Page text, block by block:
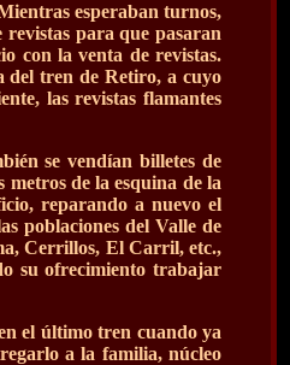
esperaban turnos,
revistas para que pasaran
con la venta de revistas.
del tren de Retiro, a cuyo
las revistas flamantes
se vendían billetes de
de la esquina de la
reparando a nuevo el
poblaciones del Valle de
Cerrillos, El Carril, etc.,
su ofrecimiento trabajar
el último tren cuando ya
a la familia, núcleo